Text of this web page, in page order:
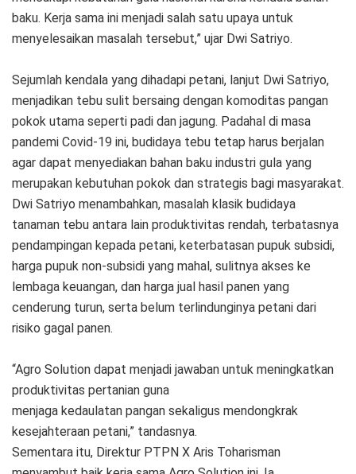
baku. Kerja sama ini menjadi salah satu upaya untuk
menyelesaikan masalah tersebut,” ujar Dwi Satriyo.
Sejumlah kendala yang dihadapi petani, lanjut Dwi Satriyo,
menjadikan tebu sulit bersaing dengan komoditas pangan
pokok utama seperti padi dan jagung. Padahal di masa
pandemi Covid-19 ini, budidaya tebu tetap harus berjalan
agar dapat menyediakan bahan baku industri gula yang
merupakan kebutuhan pokok dan strategis bagi masyarakat.
Dwi Satriyo menambahkan, masalah klasik budidaya
tanaman tebu antara lain produktivitas rendah, terbatasnya
pendampingan kepada petani, keterbatasan pupuk subsidi,
harga pupuk non-subsidi yang mahal, sulitnya akses ke
lembaga keuangan, dan harga jual hasil panen yang
cenderung turun, serta belum terlindunginya petani dari
risiko gagal panen.
“Agro Solution dapat menjadi jawaban untuk meningkatkan
produktivitas pertanian guna
menjaga kedaulatan pangan sekaligus mendongkrak
kesejahteraan petani,” tandasnya.
Sementara itu, Direktur PTPN X Aris Toharisman